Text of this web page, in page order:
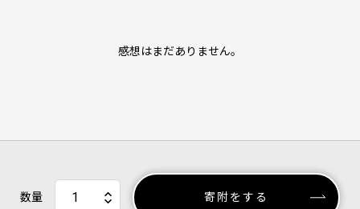
感想はまだありません。
数量 寄附をする